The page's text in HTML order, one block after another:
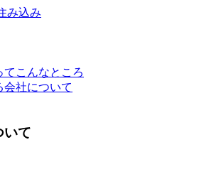
み込み
てこんなところ
会社について
いて